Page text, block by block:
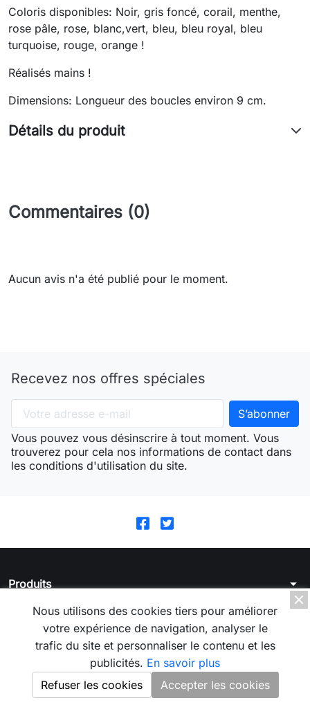
Coloris disponibles: Noir, gris foncé, corail, menthe,
rose pâle, rose, blanc,vert, bleu, bleu royal, bleu
turquoise, rouge, orange !
Réalisés mains !
Dimensions: Longueur des boucles environ 9 cm.
Détails du produit
Commentaires (0)
Aucun avis n'a été publié pour le moment.
Recevez nos offres spéciales
Vous pouvez vous désinscrire à tout moment. Vous
trouverez pour cela nos informations de contact dans
les conditions d'utilisation du site.
Produits arrow_drop_down
La boutique arrow_drop_down
Votre compte
© 2026 - Logiciel e-commerce par PrestaShop™
Nous utilisons des cookies tiers pour améliorer
votre expérience de navigation, analyser le
trafic du site et personnaliser le contenu et les
publicités. En savoir plus
Accepter les cookies
Refuser les cookies